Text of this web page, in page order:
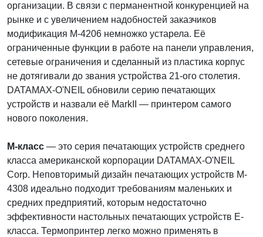
организации. В связи с перманентной конкуренцией на
рынке и с увеличением надобностей заказчиков
модификация М-4206 немножко устарела. Её
ограниченные функции в работе на панели управления,
сетевые ограничения и сделанный из пластика корпус
не дотягивали до звания устройства 21-ого столетия.
DATAMAX-O'NEIL обновили серию печатающих
устройств и назвали её MarkII — принтером самого
нового поколения.
М-класс — это серия печатающих устройств среднего
класса американской корпорации DATAMAX-O'NEIL
Corp. Неповторимый дизайн печатающих устройств M-
4308 идеально подходит требованиям маленьких и
средних предприятий, которым недостаточно
эффективности настольных печатающих устройств Е-
класса. Термопринтер легко можно применять в